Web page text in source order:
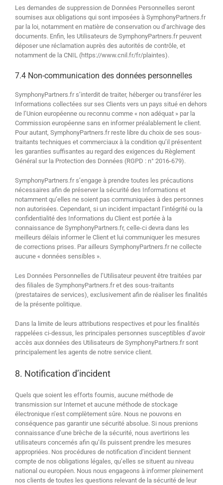
Les demandes de suppression de Données Personnelles seront
soumises aux obligations qui sont imposées à SymphonyPartners.fr
par la loi, notamment en matière de conservation ou d’archivage des
documents. Enfin, les Utilisateurs de SymphonyPartners.fr peuvent
déposer une réclamation auprès des autorités de contrôle, et
notamment de la CNIL (https://www.cnil.fr/fr/plaintes).
7.4 Non-communication des données personnelles
SymphonyPartners.fr s’interdit de traiter, héberger ou transférer les
Informations collectées sur ses Clients vers un pays situé en dehors
de l’Union européenne ou reconnu comme « non adéquat » par la
Commission européenne sans en informer préalablement le client.
Pour autant, SymphonyPartners.fr reste libre du choix de ses sous-
traitants techniques et commerciaux à la condition qu’il présentent
les garanties suffisantes au regard des exigences du Règlement
Général sur la Protection des Données (RGPD : n° 2016-679).
SymphonyPartners.fr s’engage à prendre toutes les précautions
nécessaires afin de préserver la sécurité des Informations et
notamment qu’elles ne soient pas communiquées à des personnes
non autorisées. Cependant, si un incident impactant l’intégrité ou la
confidentialité des Informations du Client est portée à la
connaissance de SymphonyPartners.fr, celle-ci devra dans les
meilleurs délais informer le Client et lui communiquer les mesures
de corrections prises. Par ailleurs SymphonyPartners.fr ne collecte
aucune « données sensibles ».
Les Données Personnelles de l’Utilisateur peuvent être traitées par
des filiales de SymphonyPartners.fr et des sous-traitants
(prestataires de services), exclusivement afin de réaliser les finalités
de la présente politique.
Dans la limite de leurs attributions respectives et pour les finalités
rappelées ci-dessus, les principales personnes susceptibles d’avoir
accès aux données des Utilisateurs de SymphonyPartners.fr sont
principalement les agents de notre service client.
8. Notification d’incident
Quels que soient les efforts fournis, aucune méthode de
transmission sur Internet et aucune méthode de stockage
électronique n’est complètement sûre. Nous ne pouvons en
conséquence pas garantir une sécurité absolue. Si nous prenions
connaissance d’une brèche de la sécurité, nous avertirions les
utilisateurs concernés afin qu’ils puissent prendre les mesures
appropriées. Nos procédures de notification d’incident tiennent
compte de nos obligations légales, qu’elles se situent au niveau
national ou européen. Nous nous engageons à informer pleinement
nos clients de toutes les questions relevant de la sécurité de leur